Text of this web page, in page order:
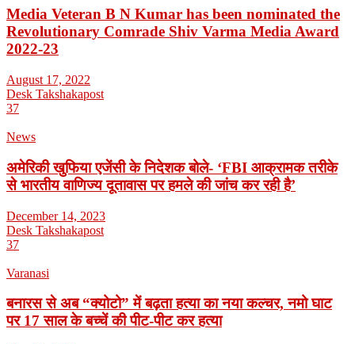
Media Veteran B N Kumar has been nominated the
Revolutionary Comrade Shiv Varma Media Award
2022-23
August 17, 2022
Desk Takshakapost
37
News
अमेरिकी खुफिया एजेंसी के निदेशक बोले- ‘FBI आक्रामक तरीके
से भारतीय वाणिज्य दूतावास पर हमले की जांच कर रही है’
December 14, 2023
Desk Takshakapost
37
Varanasi
बनारस से अब “क्योटो” में बढ़ता हत्या का नया कल्चर, नमो घाट
पर 17 साल के बच्चें की पीट-पीट कर हत्या